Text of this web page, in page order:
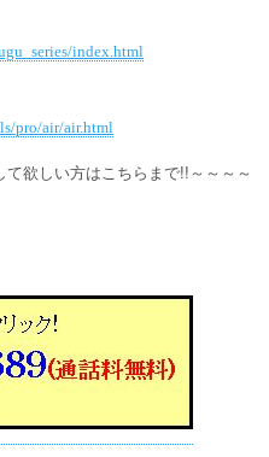
index.html
pro/air/air.html
欲しい方はこちらまで!!～～～～